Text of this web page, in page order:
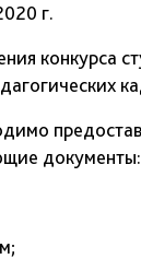
г.
конкурса
документы: